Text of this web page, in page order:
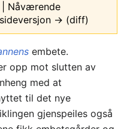
| Nåværende
→ (diff)
embete.
opp mot slutten av
med at
til det nye
gjenspeiles også